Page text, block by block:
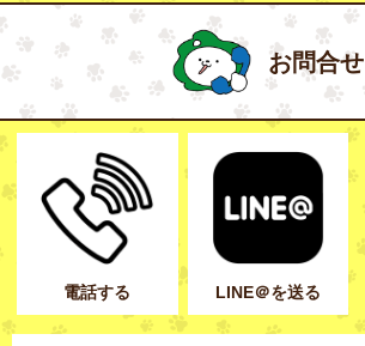
お問合せ
電話する LINE＠を送る